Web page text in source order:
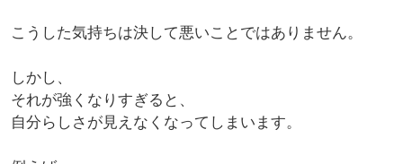
こうした気持ちは決して悪いことではありません。
しかし、
それが強くなりすぎると、
自分らしさが見えなくなってしまいます。